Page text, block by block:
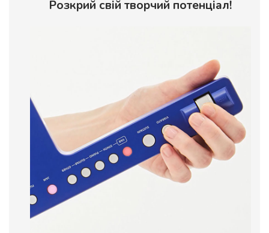
Розкрий свій творчий потенціал!